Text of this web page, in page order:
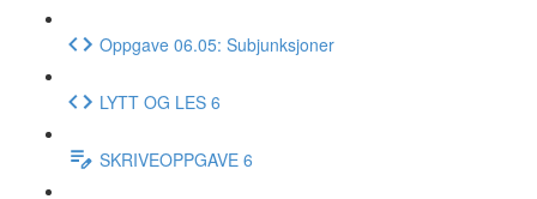
Oppgave 06.05: Subjunksjoner
LYTT OG LES 6
SKRIVEOPPGAVE 6